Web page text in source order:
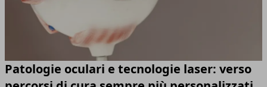
Patologie oculari e tecnologie laser: verso